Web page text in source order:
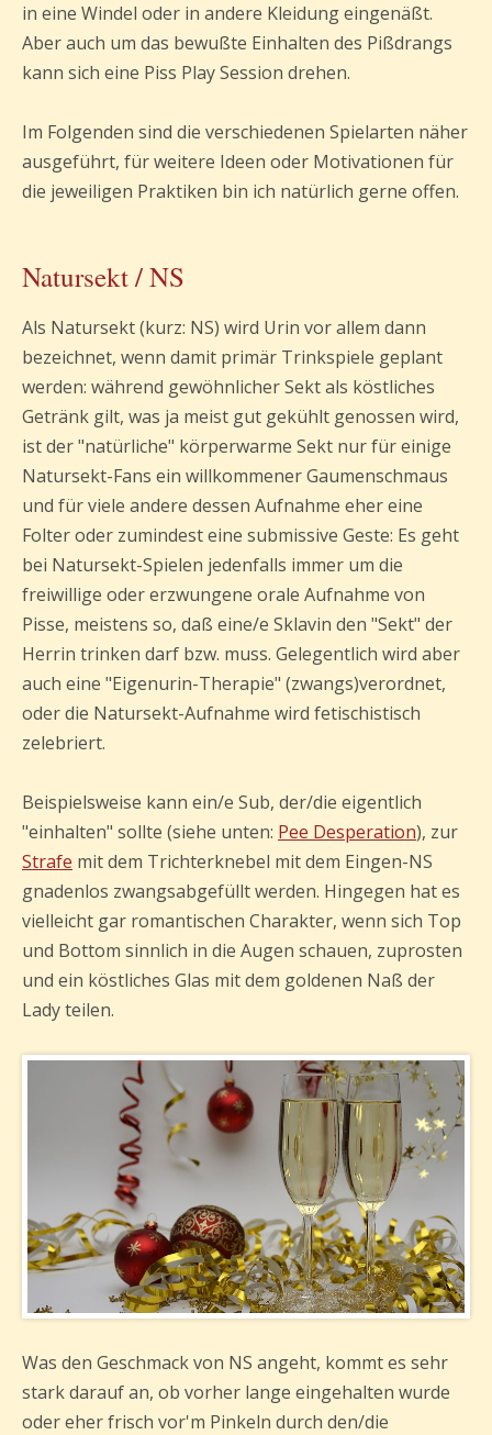
in eine Windel oder in andere Kleidung eingenäßt.
Aber auch um das bewußte Einhalten des Pißdrangs
kann sich eine Piss Play Session drehen.
Im Folgenden sind die verschiedenen Spielarten näher
ausgeführt, für weitere Ideen oder Motivationen für
die jeweiligen Praktiken bin ich natürlich gerne offen.
Natursekt / NS
Als Natursekt (kurz: NS) wird Urin vor allem dann
bezeichnet, wenn damit primär Trinkspiele geplant
werden: während gewöhnlicher Sekt als köstliches
Getränk gilt, was ja meist gut gekühlt genossen wird,
ist der "natürliche" körperwarme Sekt nur für einige
Natursekt-Fans ein willkommener Gaumenschmaus
und für viele andere dessen Aufnahme eher eine
Folter oder zumindest eine submissive Geste: Es geht
bei Natursekt-Spielen jedenfalls immer um die
freiwillige oder erzwungene orale Aufnahme von
Pisse, meistens so, daß eine/e Sklavin den "Sekt" der
Herrin trinken darf bzw. muss. Gelegentlich wird aber
auch eine "Eigenurin-Therapie" (zwangs)verordnet,
oder die Natursekt-Aufnahme wird fetischistisch
zelebriert.
Beispielsweise kann ein/e Sub, der/die eigentlich
"einhalten" sollte (siehe unten: Pee Desperation), zur
Strafe mit dem Trichterknebel mit dem Eingen-NS
gnadenlos zwangsabgefüllt werden. Hingegen hat es
vielleicht gar romantischen Charakter, wenn sich Top
und Bottom sinnlich in die Augen schauen, zuprosten
und ein köstliches Glas mit dem goldenen Naß der
Lady teilen.
Was den Geschmack von NS angeht, kommt es sehr
stark darauf an, ob vorher lange eingehalten wurde
oder eher frisch vor'm Pinkeln durch den/die